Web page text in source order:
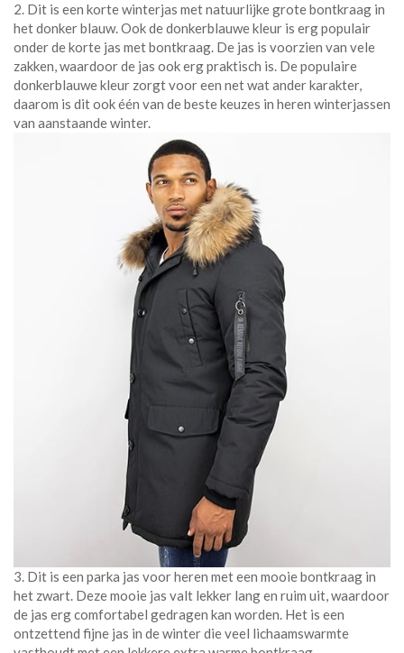
2. Dit is een korte winterjas met natuurlijke grote bontkraag in
het donker blauw. Ook de donkerblauwe kleur is erg populair
onder de korte jas met bontkraag. De jas is voorzien van vele
zakken, waardoor de jas ook erg praktisch is. De populaire
donkerblauwe kleur zorgt voor een net wat ander karakter,
daarom is dit ook één van de beste keuzes in heren winterjassen
van aanstaande winter.
3. Dit is een parka jas voor heren met een mooie bontkraag in
het zwart. Deze mooie jas valt lekker lang en ruim uit, waardoor
de jas erg comfortabel gedragen kan worden. Het is een
ontzettend fijne jas in de winter die veel lichaamswarmte